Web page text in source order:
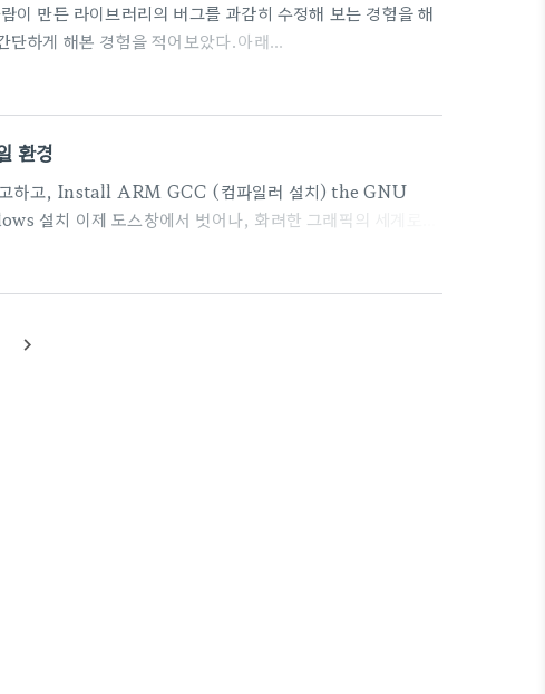
이 만든 라이브러리의 버그를 과감히 수정해 보는 경험을 해
하게 해본 경험을 적어보았다.아래
of-mbed-library-82a1b75fc754Ethernet
환경
고하고, Install ARM GCC (컴파일러 설치) the GNU
이제 도스창에서 벗어나, 화려한 그래픽의 세계로
Board링크 글을 참고해서 설치를 하
navigate_next